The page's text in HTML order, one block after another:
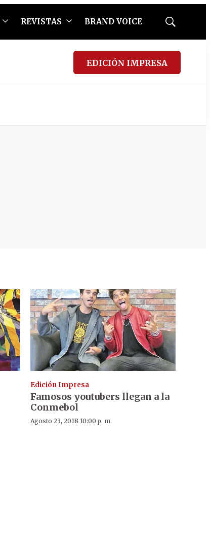
REVISTAS BRAND VOICE
Mostrar
EDICIÓN IMPRESA
Edición Impresa
Famosos youtubers llegan a la
Conmebol
Agosto 23, 2018 10:00 p. m.